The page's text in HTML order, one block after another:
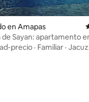
en Amapas
de Sayan: apartamento
piso, vistas increíbles.
precio · Familiar ·